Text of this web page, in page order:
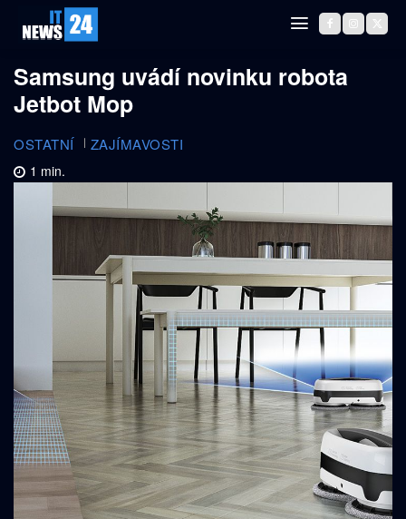
Samsung uvádí novinku robota
Jetbot Mop
OSTATNÍ ZAJÍMAVOSTI
1 min.